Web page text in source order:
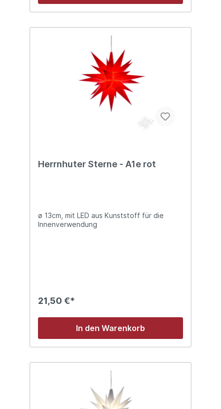
Herrnhuter Sterne - A1e rot
ø 13cm, mit LED aus Kunststoff für die
Innenverwendung
21,50 €*
In den Warenkorb